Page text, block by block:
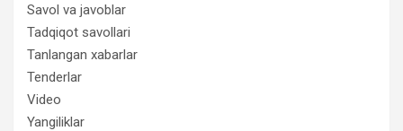
Savol va javoblar
Tadqiqot savollari
Tanlangan xabarlar
Tenderlar
Video
Yangiliklar